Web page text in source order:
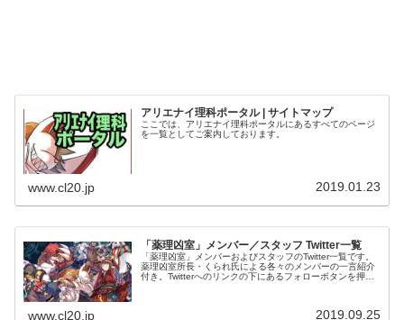
アリエナイ理科ポータル | サイトマップ
ここでは、アリエナイ理科ポータルにあるすべてのページ
を一覧としてご案内しております。
www.cl20.jp 2019.01.23
「薬理凶室」メンバー／スタッフ Twitter一覧
「薬理凶室」メンバーおよびスタッフのTwitter一覧です。
薬理凶室所長・くられ氏による各々のメンバーの一言紹介
付き。Twitterへのリンクの下にあるフォローボタンを押す
www.cl20.jp 2019.09.25